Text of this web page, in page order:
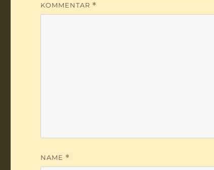
KOMMENTAR *
NAME *